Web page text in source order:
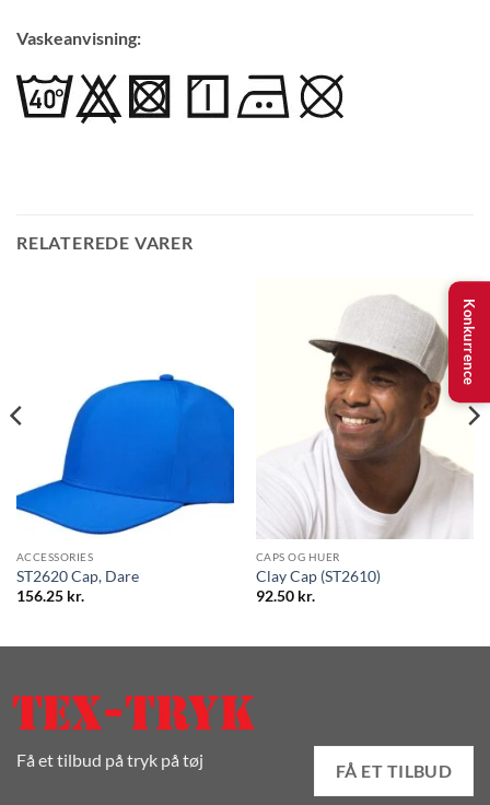
Vaskeanvisning:
RELATEREDE VARER
ACCESSORIES
ST2620 Cap, Dare
156.25 kr.
CAPS OG HUER
Clay Cap (ST2610)
92.50 kr.
Få et tilbud på tryk på tøj
FÅ ET TILBUD
Konkurrence